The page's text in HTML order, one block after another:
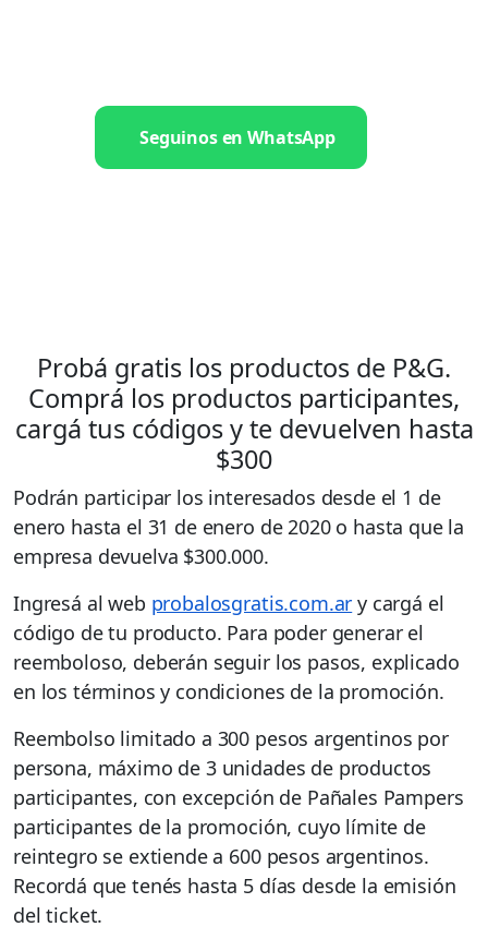
Seguinos en WhatsApp
Probá gratis los productos de P&G.
Comprá los productos participantes,
cargá tus códigos y te devuelven hasta
$300
Podrán participar los interesados desde el 1 de
enero hasta el 31 de enero de 2020 o hasta que la
empresa devuelva $300.000.
Ingresá al web probalosgratis.com.ar y cargá el
código de tu producto. Para poder generar el
reemboloso, deberán seguir los pasos, explicado
en los términos y condiciones de la promoción.
Reembolso limitado a 300 pesos argentinos por
persona, máximo de 3 unidades de productos
participantes, con excepción de Pañales Pampers
participantes de la promoción, cuyo límite de
reintegro se extiende a 600 pesos argentinos.
Recordá que tenés hasta 5 días desde la emisión
del ticket.